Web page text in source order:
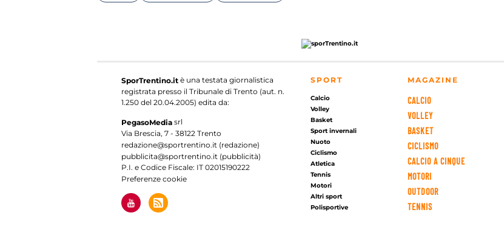
SporTrentino.it è una testata giornalistica
registrata presso il Tribunale di Trento (aut. n.
1.250 del 20.04.2005) edita da:
PegasoMedia srl
Via Brescia, 7 - 38122 Trento
redazione@sportrentino.it (redazione)
pubblicita@sportrentino.it (pubblicità)
P.I. e Codice Fiscale: IT 02015190222
Preferenze cookie
SPORT
Calcio
Volley
Basket
Sport invernali
Nuoto
Ciclismo
Atletica
Tennis
Motori
Altri sport
Polisportive
MAGAZINE
CALCIO
VOLLEY
BASKET
CICLISMO
CALCIO A CINQUE
MOTORI
OUTDOOR
TENNIS